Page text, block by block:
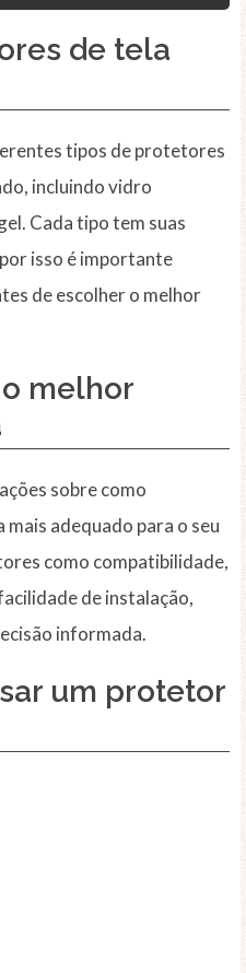
de tela
tipos de protetores
incluindo vidro
Cada tipo tem suas
isso é importante
de escolher o melhor
melhor
sobre como
adequado para o seu
como compatibilidade,
de instalação,
informada.
um protetor